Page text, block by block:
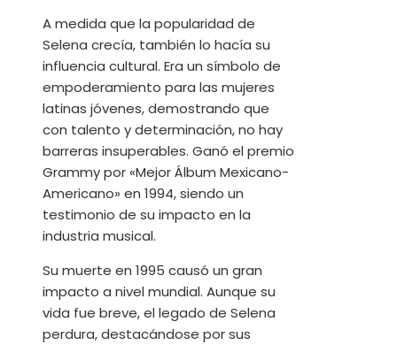
A medida que la popularidad de
Selena crecía, también lo hacía su
influencia cultural. Era un símbolo de
empoderamiento para las mujeres
latinas jóvenes, demostrando que
con talento y determinación, no hay
barreras insuperables. Ganó el premio
Grammy por «Mejor Álbum Mexicano-
Americano» en 1994, siendo un
testimonio de su impacto en la
industria musical.
Su muerte en 1995 causó un gran
impacto a nivel mundial. Aunque su
vida fue breve, el legado de Selena
perdura, destacándose por sus